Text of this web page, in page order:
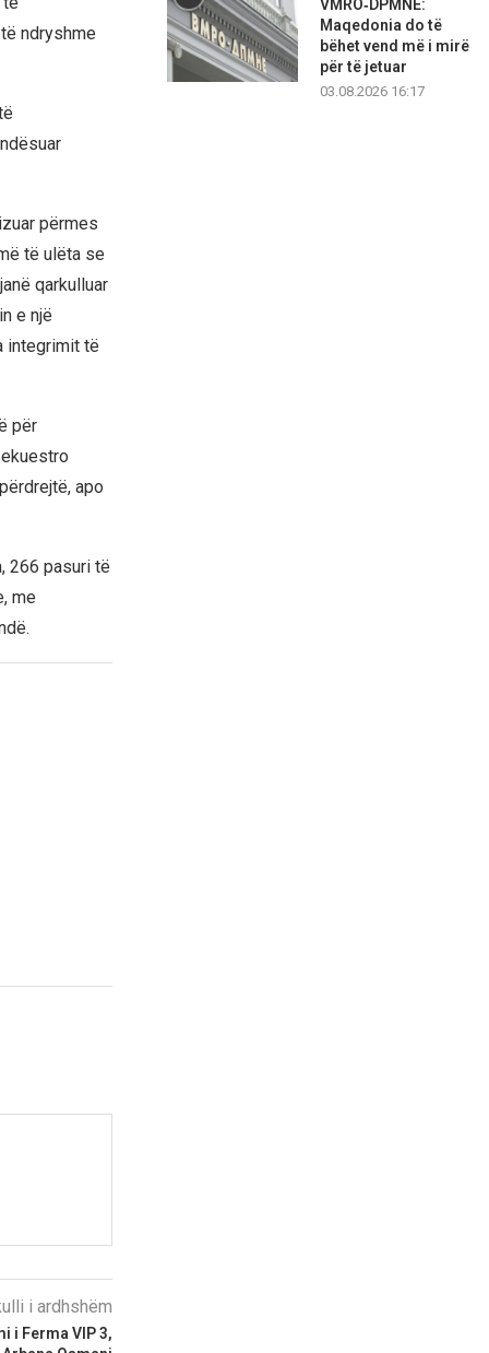
ndryshme
përmes
të ulëta se
qarkulluar
e një
integrimit të
për
apo
266 pasuri të
me
i ardhshëm
i Ferma VIP 3,
VMRO‑DPMNE:
Maqedonia do të
bëhet vend më i mirë
për të jetuar
03.08.2026 16:17